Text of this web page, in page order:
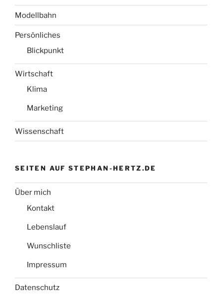
Modellbahn
Persönliches
Blickpunkt
Wirtschaft
Klima
Marketing
Wissenschaft
SEITEN AUF STEPHAN-HERTZ.DE
Über mich
Kontakt
Lebenslauf
Wunschliste
Impressum
Datenschutz